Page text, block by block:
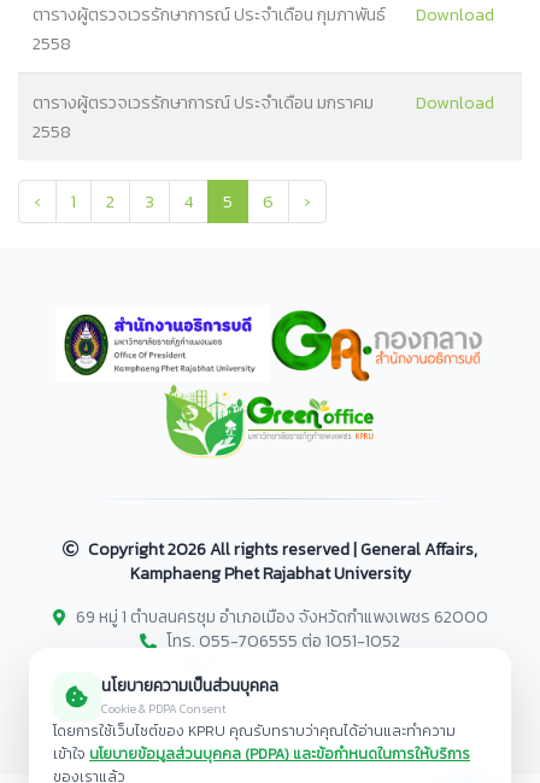
ตารางผู้ตรวจเวรรักษาการณ์ ประจำเดือน กุมภาพันธ์
2558
Download
ตารางผู้ตรวจเวรรักษาการณ์ ประจำเดือน มกราคม
2558
Download
‹ 1 2 3 4 5 6 ›
Copyright2026 All rights reserved | General Affairs,
Kamphaeng Phet Rajabhat University
69 หมู่ 1 ตำบลนครชุม อำเภอเมือง จังหวัดกำแพงเพชร 62000
โทร. 055-706555 ต่อ 1051-1052
นโยบายความเป็นส่วนบุคคล
Cookie & PDPA Consent
โดยการใช้เว็บไซต์ของ KPRU คุณรับทราบว่าคุณได้อ่านและทำความ
เข้าใจ นโยบายข้อมูลส่วนบุคคล (PDPA) และข้อกำหนดในการให้บริการ
ของเราแล้ว